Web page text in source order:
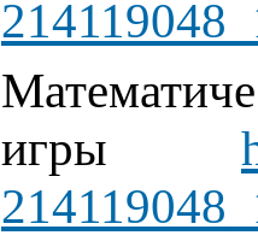
игры